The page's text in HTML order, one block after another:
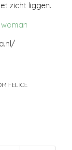
zicht liggen.
FELICE